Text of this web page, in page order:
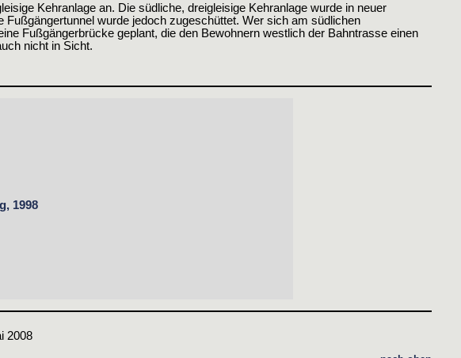
Kehranlage an. Die südliche, dreigleisige Kehranlage wurde in neuer
wurde jedoch zugeschüttet. Wer sich am südlichen
Fußgängerbrücke geplant, die den Bewohnern westlich der Bahntrasse einen
nicht in Sicht.
1998
2008